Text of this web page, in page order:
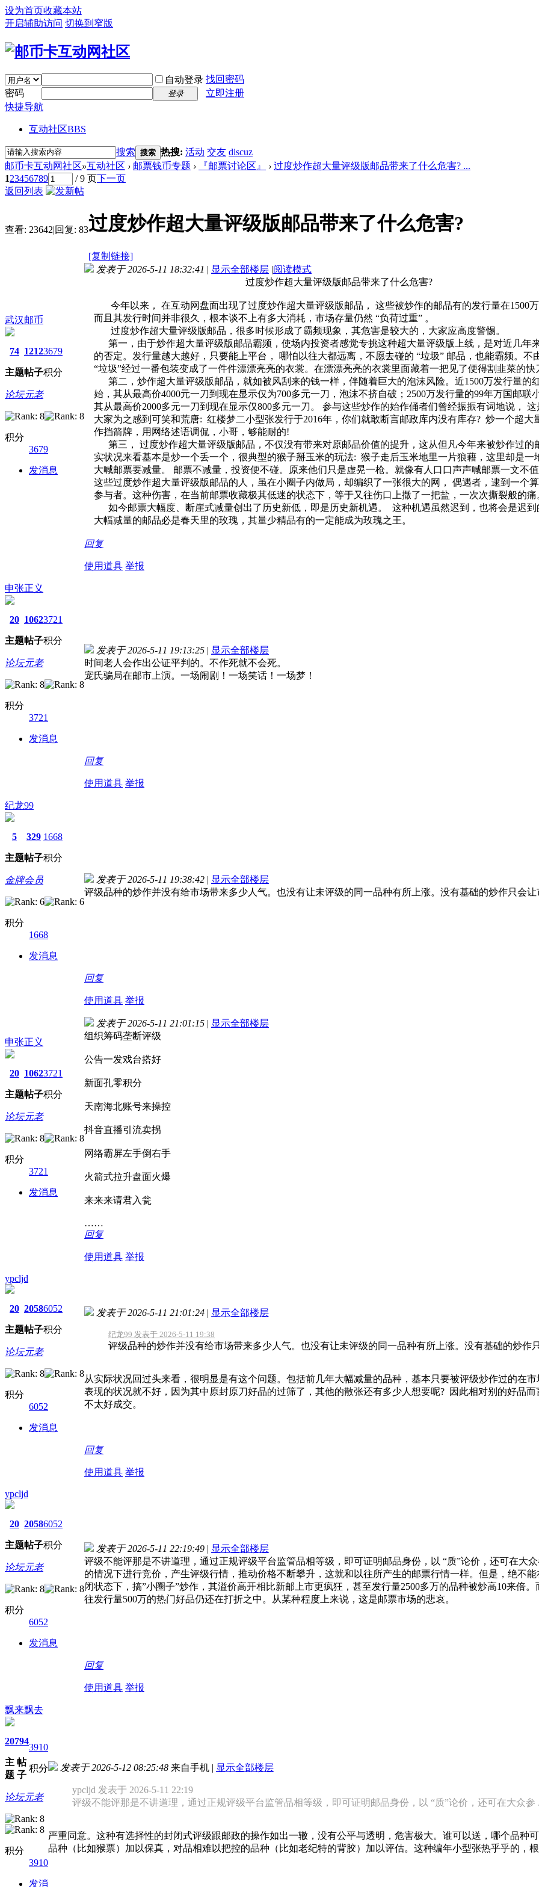
设为首页收藏本站
开启辅助访问 切换到窄版
自动登录 找回密码
密码
登录
立即注册
快捷导航
互动社区BBS
搜索 搜索 热搜: 活动 交友 discuz
邮币卡互动网社区»互动社区 › 邮票钱币专题 › 『邮票讨论区』 › 过度炒作超大量评级版邮品带来了什么危害? ...
123456789 / 9 页下一页
返回列表
查看: 23642|回复: 83过度炒作超大量评级版邮品带来了什么危害?
[复制链接]
武汉邮币
74
主题
1212
帖子
3679
积分
论坛元老
积分
3679
发消息
发表于 2026-5-11 18:32:41 | 显示全部楼层 |阅读模式
过度炒作超大量评级版邮品带来了什么危害?
今年以来， 在互动网盘面出现了过度炒作超大量评级版邮品， 这些被炒作的邮品有的发行量在1500万
而且其发行时间并非很久，根本谈不上有多大消耗，市场存量仍然 “负荷过重” 。
过度炒作超大量评级版邮品，很多时候形成了霸频现象，其危害是较大的，大家应高度警惕。
第一，由于炒作超大量评级版邮品霸频，使场内投资者感觉专挑这种超大量评级版上线，是对近几年
的否定。发行量越大越好，只要能上平台， 哪怕以往大都远离，不愿去碰的 “垃圾” 邮品，也能霸频。不
“垃圾”经过一番包装变成了一件件漂漂亮亮的衣裳。在漂漂亮亮的衣裳里面藏着一把见了便得割韭菜的快
第二，炒作超大量评级版邮品，就如被风刮来的钱一样，伴随着巨大的泡沫风险。近1500万发行量的
始，其从最高价4000元一刀到现在显示仅为700多元一刀，泡沫不挤自破；2500万发行量的99年万国邮联
其从最高价2000多元一刀到现在显示仅800多元一刀。 参与这些炒作的始作俑者们曾经振振有词地说， 这
大家为之感到可笑和荒唐: 红楼梦二小型张发行于2016年，你们就敢断言邮政库内没有库存? 炒一个超大
作挡箭牌，用网络述语调侃，小哥，够能耐的!
第三， 过度炒作超大量评级版邮品，不仅没有带来对原邮品价值的提升，这从但凡今年来被炒作过的
实状况来看基本是炒一个丢一个，很典型的猴子掰玉米的玩法: 猴子走后玉米地里一片狼藉，这里却是一
大喊邮票要减量。 邮票不减量，投资便不碰。原来他们只是虚晃一枪。就像有人口口声声喊邮票一文不
这些过度炒作超大量评级版邮品的人，虽在小圈子内做局，却编织了一张很大的网， 偶遇者，逮到一个
参与者。这种伤害，在当前邮票收藏极其低迷的状态下，等于又往伤口上撒了一把盐，一次次撕裂般的痛
如今邮票大幅度、断崖式减量创出了历史新低，即是历史新机遇。 这种机遇虽然迟到，也将会是迟到
大幅减量的邮品必是春天里的玫瑰，其量少精品有的一定能成为玫瑰之王。
回复
使用道具 举报
申张正义
20
主题
1062
帖子
3721
积分
论坛元老
积分
3721
发消息
发表于 2026-5-11 19:13:25 | 显示全部楼层
时间老人会作出公证平判的。不作死就不会死。
宠氏骗局在邮市上演。一场闹剧！一场笑话！一场梦！
回复
使用道具 举报
纪龙99
5
主题
329
帖子
1668
积分
金牌会员
积分
1668
发消息
发表于 2026-5-11 19:38:42 | 显示全部楼层
评级品种的炒作并没有给市场带来多少人气。也没有让未评级的同一品种有所上涨。没有基础的炒作只会
回复
使用道具 举报
申张正义
20
主题
1062
帖子
3721
积分
论坛元老
积分
3721
发消息
发表于 2026-5-11 21:01:15 | 显示全部楼层
组织筹码垄断评级
公告一发戏台搭好
新面孔零积分
天南海北账号来操控
抖音直播引流卖拐
网络霸屏左手倒右手
火箭式拉升盘面火爆
来来来请君入瓮
……
回复
使用道具 举报
ypcljd
20
主题
2058
帖子
6052
积分
论坛元老
积分
6052
发消息
发表于 2026-5-11 21:01:24 | 显示全部楼层
纪龙99 发表于 2026-5-11 19:38
评级品种的炒作并没有给市场带来多少人气。也没有让未评级的同一品种有所上涨。没有基础的炒作
从实际状况回过头来看，很明显是有这个问题。包括前几年大幅减量的品种，基本只要被评级炒作过的在市
表现的状况就不好，因为其中原封原刀好品的过筛了，其他的散张还有多少人想要呢? 因此相对别的好品而
不太好成交。
回复
使用道具 举报
ypcljd
20
主题
2058
帖子
6052
积分
论坛元老
积分
6052
发消息
发表于 2026-5-11 22:19:49 | 显示全部楼层
评级不能评那是不讲道理，通过正规评级平台监管品相等级，即可证明邮品身份，以 “质”论价，还可在大
的情况下进行竞价，产生评级行情，推动价格不断攀升，这就和以往所产生的邮票行情一样。但是，绝不能
闭状态下，搞”小圈子”炒作，其溢价高开相比新邮上市更疯狂，甚至发行量2500多万的品种被炒高10来倍。
往发行量500万的热门好品仍还在打折之中。从某种程度上来说，这是邮票市场的悲哀。
回复
使用道具 举报
飘来飘去
20
主
题
794
帖
子
3910
积分
论坛元老
积分
3910
发消
发表于 2026-5-12 08:25:48 来自手机 | 显示全部楼层
ypcljd 发表于 2026-5-11 22:19
评级不能评那是不讲道理，通过正规评级平台监管品相等级，即可证明邮品身份，以 “质”论价，还可在大众参
严重同意。这种有选择性的封闭式评级跟邮政的操作如出一辙，没有公平与透明，危害极大。谁可以送，哪个品种
品种（比如猴票）加以保真，对品相难以把控的品种（比如老纪特的背胶）加以评估。这种编年小型张热乎乎的，